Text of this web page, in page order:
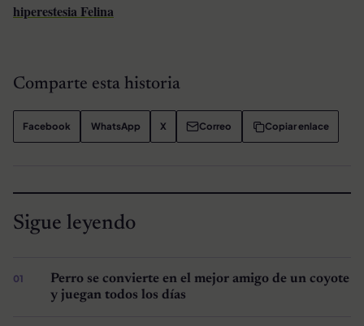
hiperestesia Felina
Comparte esta historia
Facebook WhatsApp X Correo Copiar enlace
Sigue leyendo
Perro se convierte en el mejor amigo de un coyote
y juegan todos los días